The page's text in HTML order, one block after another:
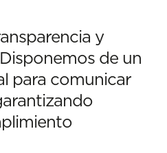
y
de un
para comunicar